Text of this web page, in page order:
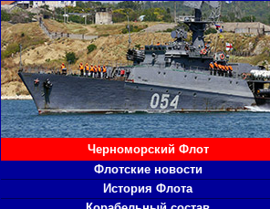
Черноморский Флот
Флотские новости
История Флота